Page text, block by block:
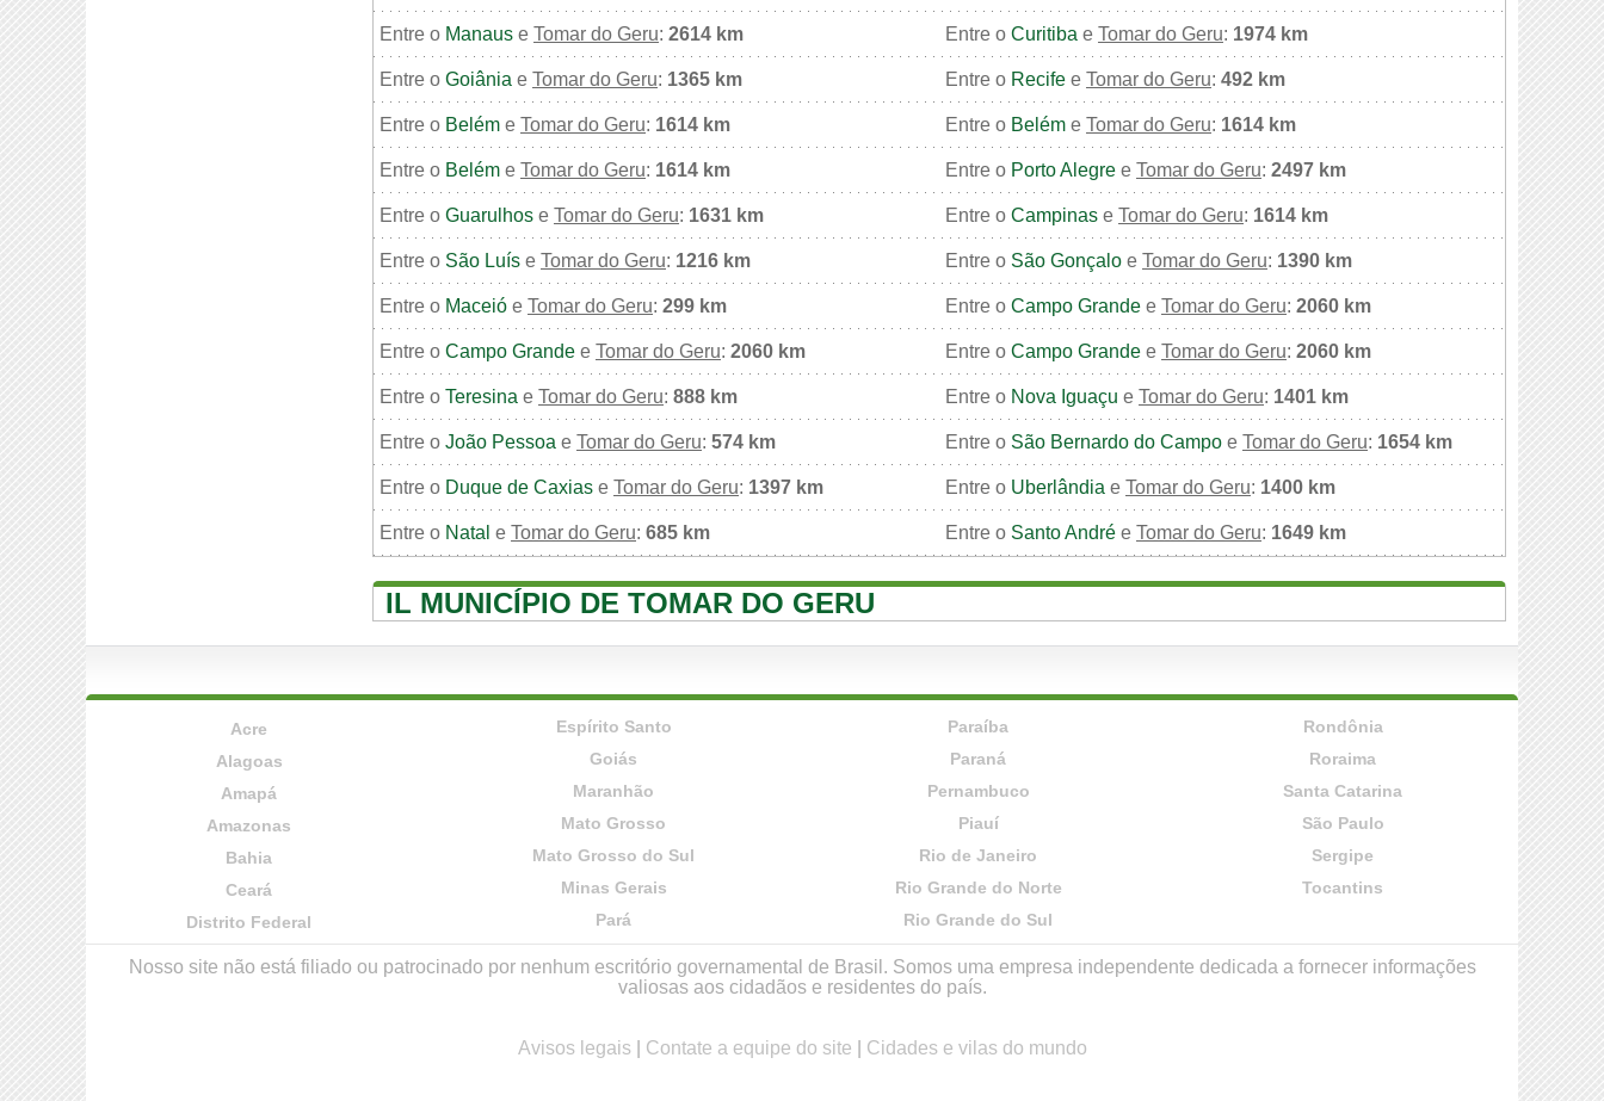
Entre o Manaus e Tomar do Geru: 2614 km Entre o Curitiba e Tomar do Geru: 1974 km
Entre o Goiânia e Tomar do Geru: 1365 km Entre o Recife e Tomar do Geru: 492 km
Entre o Belém e Tomar do Geru: 1614 km Entre o Belém e Tomar do Geru: 1614 km
Entre o Belém e Tomar do Geru: 1614 km Entre o Porto Alegre e Tomar do Geru: 2497 km
Entre o Guarulhos e Tomar do Geru: 1631 km Entre o Campinas e Tomar do Geru: 1614 km
Entre o São Luís e Tomar do Geru: 1216 km Entre o São Gonçalo e Tomar do Geru: 1390 km
Entre o Maceió e Tomar do Geru: 299 km Entre o Campo Grande e Tomar do Geru: 2060 km
Entre o Campo Grande e Tomar do Geru: 2060 km Entre o Campo Grande e Tomar do Geru: 2060 km
Entre o Teresina e Tomar do Geru: 888 km Entre o Nova Iguaçu e Tomar do Geru: 1401 km
Entre o João Pessoa e Tomar do Geru: 574 km Entre o São Bernardo do Campo e Tomar do Geru: 1654 km
Entre o Duque de Caxias e Tomar do Geru: 1397 km Entre o Uberlândia e Tomar do Geru: 1400 km
Entre o Natal e Tomar do Geru: 685 km Entre o Santo André e Tomar do Geru: 1649 km
IL MUNICÍPIO DE TOMAR DO GERU
Acre
Alagoas
Amapá
Amazonas
Bahia
Ceará
Distrito Federal
Espírito Santo
Goiás
Maranhão
Mato Grosso
Mato Grosso do Sul
Minas Gerais
Pará
Paraíba
Paraná
Pernambuco
Piauí
Rio de Janeiro
Rio Grande do Norte
Rio Grande do Sul
Rondônia
Roraima
Santa Catarina
São Paulo
Sergipe
Tocantins
Nosso site não está filiado ou patrocinado por nenhum escritório governamental de Brasil. Somos uma empresa independente dedicada a fornecer informações
valiosas aos cidadãos e residentes do país.
Avisos legais Contate a equipe do site Cidades e vilas do mundo